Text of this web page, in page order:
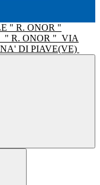
" R. ONOR " VIA
DI PIAVE(VE)